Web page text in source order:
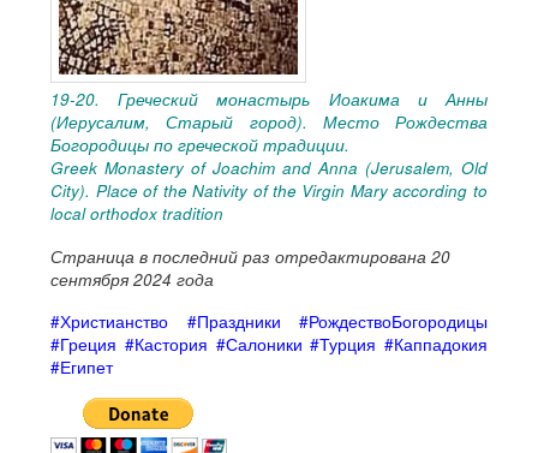
19-20. Греческий монастырь Иоакима и Анны
(Иерусалим, Старый город). Место Рождества
Богородицы по греческой традиции.
Greek Monastery of Joachim and Anna (Jerusalem, Old
City). Place of the Nativity of the Virgin Mary according to
local orthodox tradition
Страница в последний раз отредактирована 20
сентября 2024 года
#Христианство #Праздники #РождествоБогородицы
#Греция #Кастория #Салоники #Турция #Каппадокия
#Египет